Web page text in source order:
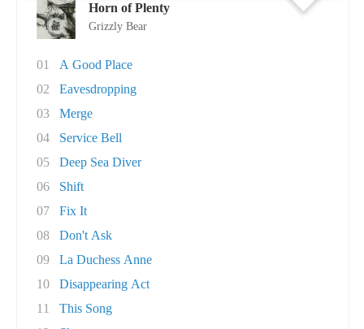
Horn of Plenty
Grizzly Bear
01
A Good Place
02
Eavesdropping
03
Merge
04
Service Bell
05
Deep Sea Diver
06
Shift
07
Fix It
08
Don't Ask
09
La Duchess Anne
10
Disappearing Act
11
This Song